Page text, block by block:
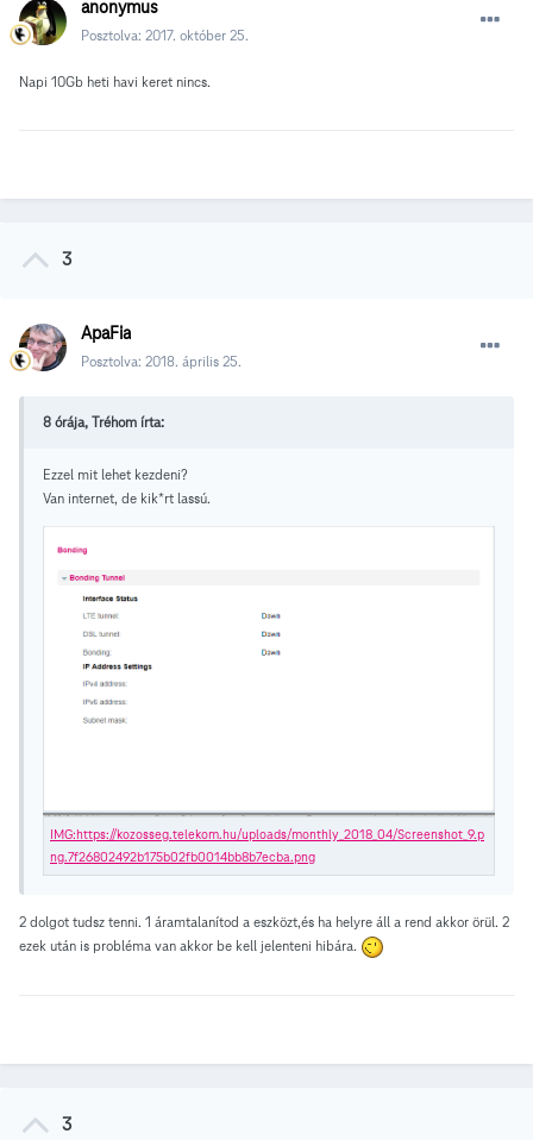
anonymus
Posztolva: 2017. október 25.
Napi 10Gb heti havi keret nincs.
3
ApaFia
Posztolva: 2018. április 25.
8 órája, Tréhom írta:
Ezzel mit lehet kezdeni?
Van internet, de kik*rt lassú.
2 dolgot tudsz tenni. 1 áramtalanítod a eszközt,és ha helyre áll a rend akkor örül. 2
ezek után is probléma van akkor be kell jelenteni hibára.
3